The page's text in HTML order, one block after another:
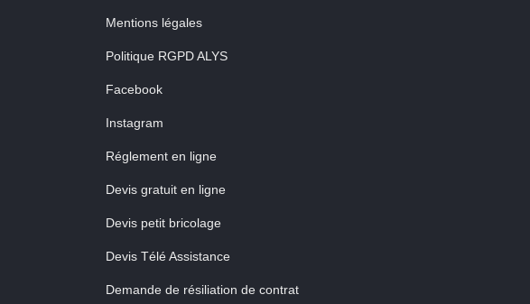
Mentions légales
Politique RGPD ALYS
Facebook
Instagram
Réglement en ligne
Devis gratuit en ligne
Devis petit bricolage
Devis Télé Assistance
Demande de résiliation de contrat